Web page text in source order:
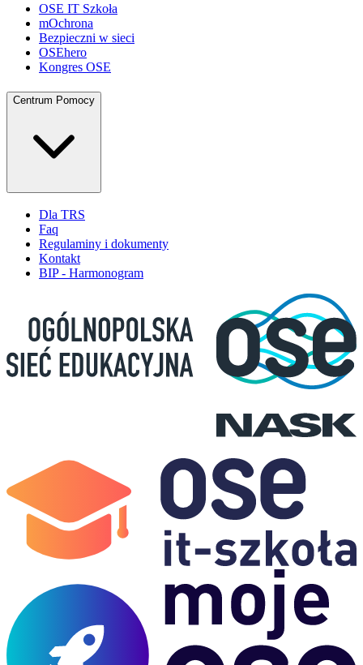
OSE IT Szkoła
mOchrona
Bezpieczni w sieci
OSEhero
Kongres OSE
Centrum Pomocy
Dla TRS
Faq
Regulaminy i dokumenty
Kontakt
BIP - Harmonogram